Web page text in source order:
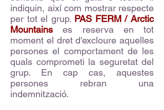
indiquin, així com mostrar respecte
per tot el grup. PAS FERM / Arctic
Mountains es reserva en tot
moment el dret d'excloure aquelles
persones el comportament de les
quals comprometi la seguretat del
grup. En cap cas, aquestes
persones rebran una
indemnització.